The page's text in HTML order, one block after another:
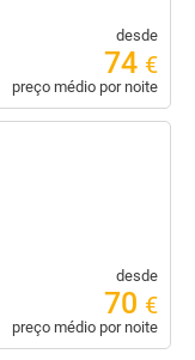
desde
74 €
preço médio por noite
desde
70 €
preço médio por noite